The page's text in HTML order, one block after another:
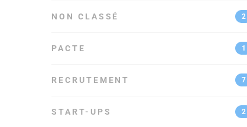
NON CLASSÉ 2
PACTE 1
RECRUTEMENT 7
START-UPS 2